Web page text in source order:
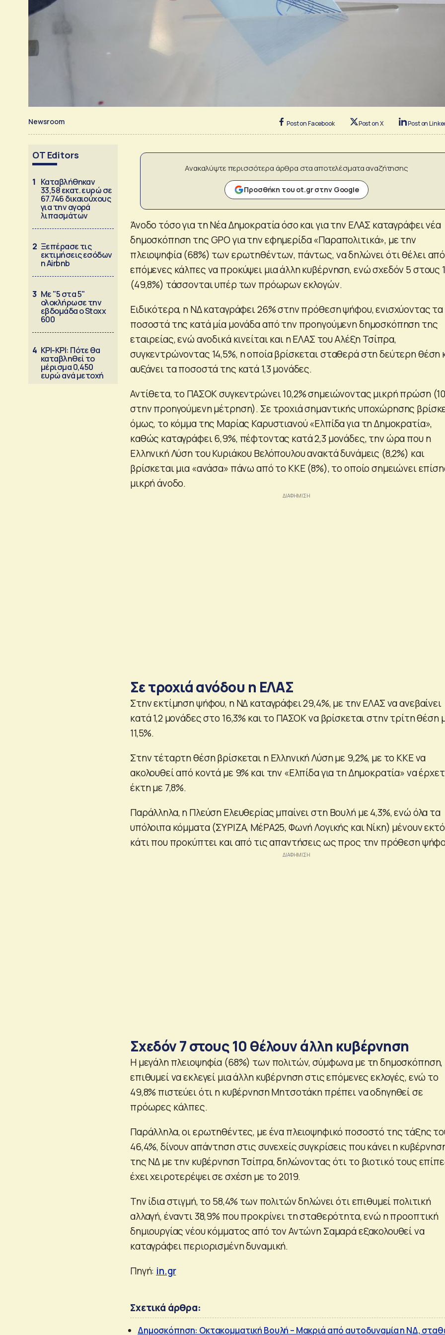
Newsroom Post on Facebook Post on X Post on
OT Editors
1 Καταβλήθηκαν
33,58 εκατ. ευρώ σε
67.746 δικαιούχους
για την αγορά
λιπασμάτων
2 Ξεπέρασε τις
εκτιμήσεις εσόδων
η Airbnb
3 Με "5 στα 5"
ολοκλήρωσε την
εβδομάδα ο Stoxx
600
4 ΚΡΙ-ΚΡΙ: Πότε θα
καταβληθεί το
μέρισμα 0,450
ευρώ ανά μετοχή
Ανακαλύψτε περισσότερα άρθρα στα αποτελέσματα αναζήτησης
Προσθήκη του ot.gr στην Google
Άνοδο τόσο για τη Νέα Δημοκρατία όσο και για την ΕΛΑΣ καταγράφει νέα
δημοσκόπηση της GPO για την εφημερίδα «Παραπολιτικά», με την
πλειοψηφία (68%) των ερωτηθέντων, πάντως, να δηλώνει ότι θέλει
επόμενες κάλπες να προκύψει μια άλλη κυβέρνηση, ενώ σχεδόν 5 στους
(49,8%) τάσσονται υπέρ των πρόωρων εκλογών.
Ειδικότερα, η ΝΔ καταγράφει 26% στην πρόθεση ψήφου, ενισχύοντας τα
ποσοστά της κατά μία μονάδα από την προηγούμενη δημοσκόπηση της
εταιρείας, ενώ ανοδικά κινείται και η ΕΛΑΣ του Αλέξη Τσίπρα,
συγκεντρώνοντας 14,5%, η οποία βρίσκεται σταθερά στη δεύτερη θέση
αυξάνει τα ποσοστά της κατά 1,3 μονάδες.
Αντίθετα, το ΠΑΣΟΚ συγκεντρώνει 10,2% σημειώνοντας μικρή πρώση
στην προηγούμενη μέτρηση). Σε τροχιά σημαντικής υποχώρησης
όμως, το κόμμα της Μαρίας Καρυστιανού «Ελπίδα για τη Δημοκρατία»,
καθώς καταγράφει 6,9%, πέφτοντας κατά 2,3 μονάδες, την ώρα που η
Ελληνική Λύση του Κυριάκου Βελόπουλου ανακτά δυνάμεις (8,2%) και
βρίσκεται μια «ανάσα» πάνω από το ΚΚΕ (8%), το οποίο σημειώνει
μικρή άνοδο.
Σε τροχιά ανόδου η ΕΛΑΣ
Στην εκτίμηση ψήφου, η ΝΔ καταγράφει 29,4%, με την ΕΛΑΣ να ανεβαίνει
κατά 1,2 μονάδες στο 16,3% και το ΠΑΣΟΚ να βρίσκεται στην τρίτη θέση
11,5%.
Στην τέταρτη θέση βρίσκεται η Ελληνική Λύση με 9,2%, με το ΚΚΕ να
ακολουθεί από κοντά με 9% και την «Ελπίδα για τη Δημοκρατία» να
έκτη με 7,8%.
Παράλληλα, η Πλεύση Ελευθερίας μπαίνει στη Βουλή με 4,3%, ενώ όλα τα
υπόλοιπα κόμματα (ΣΥΡΙΖΑ, ΜέΡΑ25, Φωνή Λογικής και Νίκη) μένουν
κάτι που προκύπτει και από τις απαντήσεις ως προς την πρόθεση
Σχεδόν 7 στους 10 θέλουν άλλη κυβέρνηση
Η μεγάλη πλειοψηφία (68%) των πολιτών, σύμφωνα με τη δημοσκόπηση,
επιθυμεί να εκλεγεί μια άλλη κυβέρνηση στις επόμενες εκλογές, ενώ το
49,8% πιστεύει ότι η κυβέρνηση Μητσοτάκη πρέπει να οδηγηθεί σε
πρόωρες κάλπες.
Παράλληλα, οι ερωτηθέντες, με ένα πλειοψηφικό ποσοστό της τάξης
46,4%, δίνουν απάντηση στις συνεχείς συγκρίσεις που κάνει η
της ΝΔ με την κυβέρνηση Τσίπρα, δηλώνοντας ότι το βιοτικό τους
έχει χειροτερέψει σε σχέση με το 2019.
Την ίδια στιγμή, το 58,4% των πολιτών δηλώνει ότι επιθυμεί πολιτική
αλλαγή, έναντι 38,9% που προκρίνει τη σταθερότητα, ενώ η προοπτική
δημιουργίας νέου κόμματος από τον Αντώνη Σαμαρά εξακολουθεί να
καταγράφει περιορισμένη δυναμική.
Πηγή: in.gr
Σχετικά άρθρα:
Δημοσκόπηση: Οκτακομματική Βουλή – Μακριά από αυτοδυναμία η ΝΔ,